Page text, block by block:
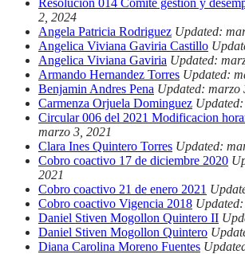
2, 2024
Angela Patricia Rodriguez Updated:
Angelica Viviana Gaviria Castillo
Angelica Viviana Gaviria Updated:
Armando Hernandez Torres Updated:
Benjamin Andres Pena Updated: marzo
Carmenza Orjuela Dominguez
Circular 006 del 2021 Modificacion
marzo 3, 2021
Clara Ines Quintero Torres Updated:
Cobro coactivo 17 de diciembre 2020
2021
Cobro coactivo 21 de enero 2021
Cobro coactivo Vigencia 2018
Daniel Stiven Mogollon Quintero II
Daniel Stiven Mogollon Quintero
Diana Carolina Moreno Fuentes